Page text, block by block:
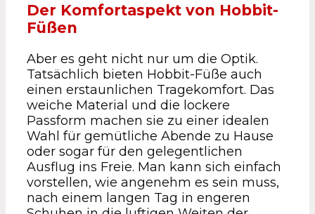
Der Komfortaspekt von Hobbit-
Füßen
Aber es geht nicht nur um die Optik.
Tatsächlich bieten Hobbit-Füße auch
einen erstaunlichen Tragekomfort. Das
weiche Material und die lockere
Passform machen sie zu einer idealen
Wahl für gemütliche Abende zu Hause
oder sogar für den gelegentlichen
Ausflug ins Freie. Man kann sich einfach
vorstellen, wie angenehm es sein muss,
nach einem langen Tag in engeren